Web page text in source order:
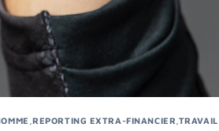
,REPORTING EXTRA-FINANCIER TRAVAIL